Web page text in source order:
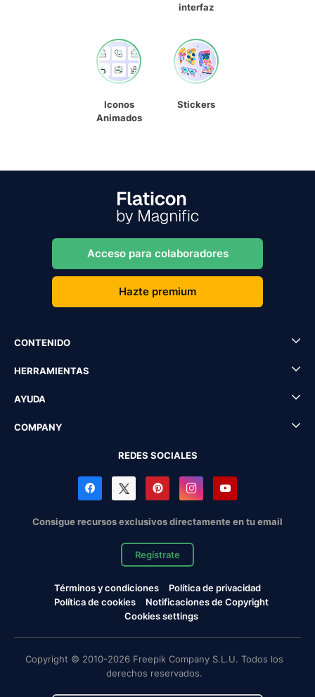
interfaz
Iconos
Animados
Stickers
Acceso para colaboradores
Hazte premium
CONTENIDO
HERRAMIENTAS
AYUDA
COMPANY
REDES SOCIALES
Consigue recursos exclusivos directamente en tu email
Regístrate
Términos y condiciones
Política de privacidad
Política de cookies
Notificaciones de Copyright
Cookies settings
Copyright © 2010-2026 Freepik Company S.L.U. Todos los
derechos reservados.